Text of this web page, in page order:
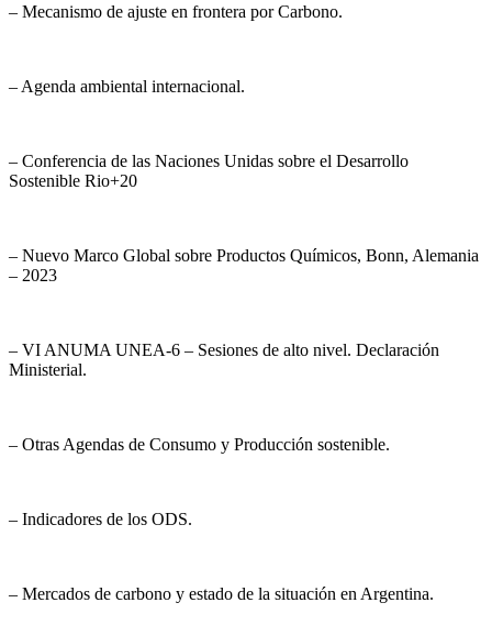
– Mecanismo de ajuste en frontera por Carbono.
– Agenda ambiental internacional.
– Conferencia de las Naciones Unidas sobre el Desarrollo
Sostenible Rio+20
– Nuevo Marco Global sobre Productos Químicos, Bonn, Alemania
– 2023
– VI ANUMA UNEA-6 – Sesiones de alto nivel. Declaración
Ministerial.
– Otras Agendas de Consumo y Producción sostenible.
– Indicadores de los ODS.
– Mercados de carbono y estado de la situación en Argentina.